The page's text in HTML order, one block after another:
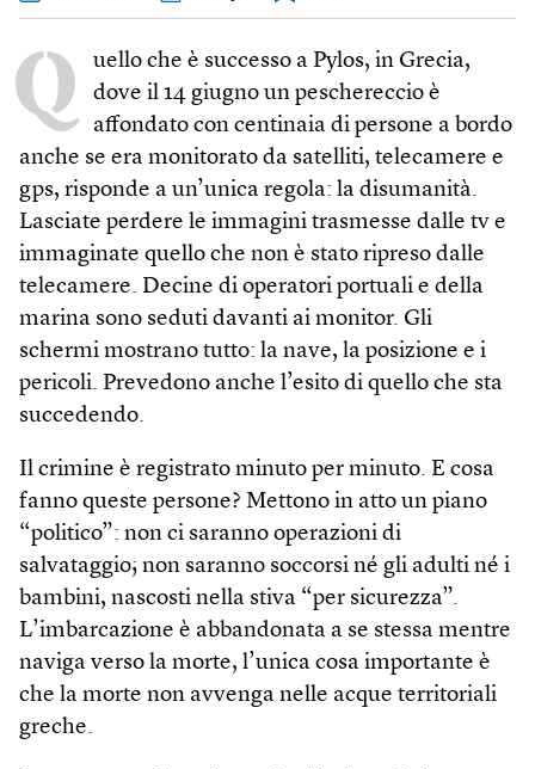
Q uello che è successo a Pylos, in Grecia,
dove il 14 giugno un peschereccio è
affondato con centinaia di persone a bordo
anche se era monitorato da satelliti, telecamere e
gps, risponde a un’unica regola: la disumanità.
Lasciate perdere le immagini trasmesse dalle tv e
immaginate quello che non è stato ripreso dalle
telecamere. Decine di operatori portuali e della
marina sono seduti davanti ai monitor. Gli
schermi mostrano tutto: la nave, la posizione e i
pericoli. Prevedono anche l’esito di quello che sta
succedendo.
Il crimine è registrato minuto per minuto. E cosa
fanno queste persone? Mettono in atto un piano
“politico”: non ci saranno operazioni di
salvataggio; non saranno soccorsi né gli adulti né i
bambini, nascosti nella stiva “per sicurezza”.
L’imbarcazione è abbandonata a se stessa mentre
naviga verso la morte, l’unica cosa importante è
che la morte non avvenga nelle acque territoriali
greche.